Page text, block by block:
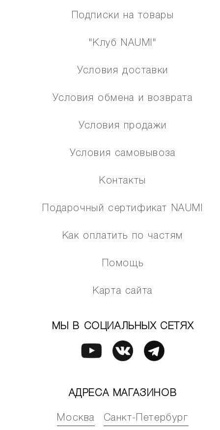
Подписки на товары
"Клуб NAUMI"
Условия доставки
Условия обмена и возврата
Условия продажи
Условия самовывоза
Контакты
Подарочный сертификат NAUMI
Как оплатить по частям
Помощь
Карта сайта
МЫ В СОЦИАЛЬНЫХ СЕТЯХ
АДРЕСА МАГАЗИНОВ
Москва Санкт-Петербург